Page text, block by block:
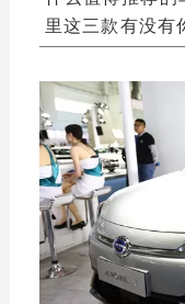
里这三款有没有